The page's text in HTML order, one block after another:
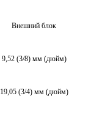
Внешний блок
9,52 (3/8) мм (дюйм)
19,05 (3/4) мм (дюйм)